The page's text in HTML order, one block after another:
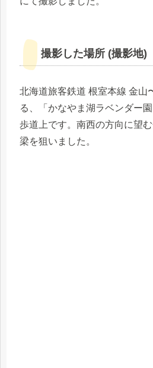
撮影した場所 (撮影地)
北海道旅客鉄道 根室本線 金山
る、「かなやま湖ラベンダー
歩道上です。南西の方向に望
梁を狙いました。